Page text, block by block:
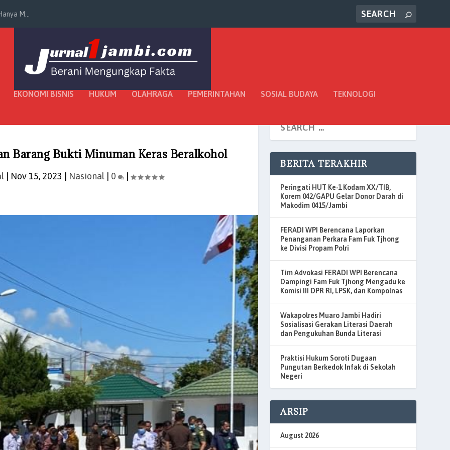
M...
EKONOMI BISNIS HUKUM OLAHRAGA PEMERINTAHAN SOSIAL BUDAYA TEKNOLOGI
Barang Bukti Minuman Keras Beralkohol
Nov 15, 2023 Nasional 0 |
BERITA TERAKHIR
Peringati HUT Ke-1 Kodam XX/TIB,
Korem 042/GAPU Gelar Donor Darah di
Makodim 0415/Jambi
FERADI WPI Berencana Laporkan
Penanganan Perkara Fam Fuk Tjhong
ke Divisi Propam Polri
Tim Advokasi FERADI WPI Berencana
Dampingi Fam Fuk Tjhong Mengadu ke
Komisi III DPR RI, LPSK, dan Kompolnas
Wakapolres Muaro Jambi Hadiri
Sosialisasi Gerakan Literasi Daerah
dan Pengukuhan Bunda Literasi
Praktisi Hukum Soroti Dugaan
Pungutan Berkedok Infak di Sekolah
Negeri
ARSIP
August 2026